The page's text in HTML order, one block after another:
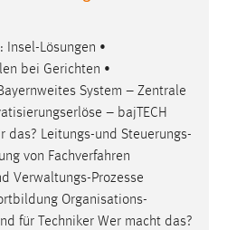
Lösungen •
bei Gerichten •
System – Zentrale
– bajTECH
das? Leitungs-und Steuerungs-
von Fachverfahren
Verwaltungs-Prozesse
Organisations-
für Techniker Wer macht das?
und Social Media
können, werden von diesen